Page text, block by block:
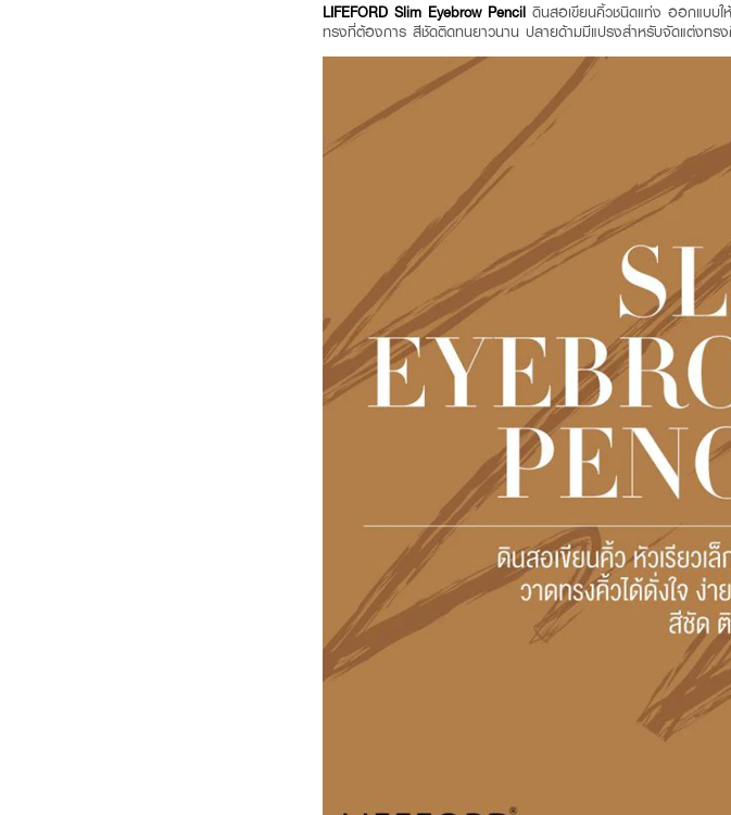
LIFEFORD Slim Eyebrow Pencil ดินสอเขียนคิ้วชนิดแท่ง ออกแบบให้
ทรงที่ต้องการ สีชัดติดทนยาวนาน ปลายด้ามมีแปรงสำหรับจัดแต่งทร